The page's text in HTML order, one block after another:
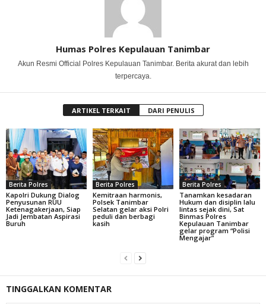
Humas Polres Kepulauan Tanimbar
Akun Resmi Official Polres Kepulauan Tanimbar. Berita akurat dan lebih
terpercaya.
ARTIKEL TERKAIT DARI PENULIS
Berita Polres
Kapolri Dukung Dialog
Penyusunan RUU
Ketenagakerjaan, Siap
Jadi Jembatan Aspirasi
Buruh
Berita Polres
Kemitraan harmonis,
Polsek Tanimbar
Selatan gelar aksi Polri
peduli dan berbagi
kasih
Berita Polres
Tanamkan kesadaran
Hukum dan disiplin lalu
lintas sejak dini, Sat
Binmas Polres
Kepulauan Tanimbar
gelar program “Polisi
Mengajar”
TINGGALKAN KOMENTAR